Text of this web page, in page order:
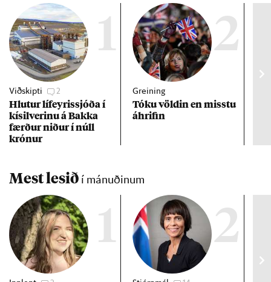
1
Viðskipti 2
Hlut­ur líf­eyr­is­sjóða í
kís­il­ver­inu á Bakka
færð­ur nið­ur í núll
krón­ur
2
Greining
Tóku völd­in en misstu
áhrif­in
Mest lesið í mánuðinum
1 2